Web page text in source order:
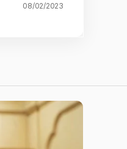
08/02/2023